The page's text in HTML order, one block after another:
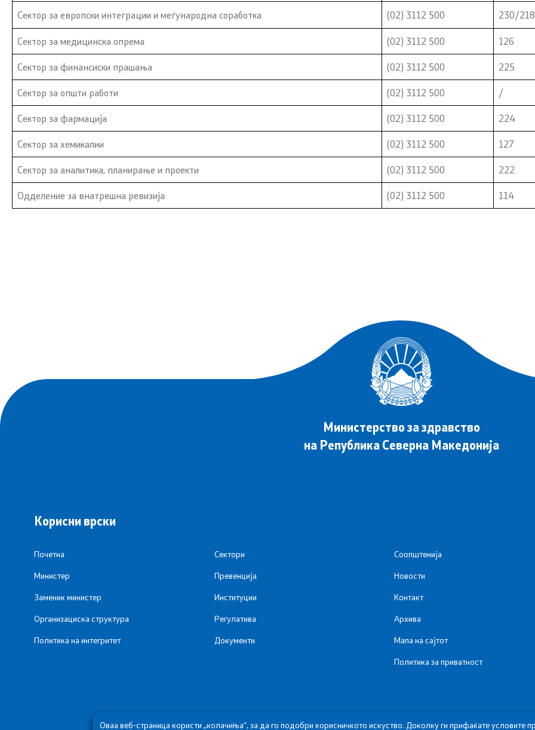
Прес-конференции
Слободен пристап до информации
од јавен карактер
Листа на информации од јавен
карактер
Анкети
Флаери
изразување интерес
Заштитено внатрешно пријавување
Сектор за европски интеграции и меѓународна соработка (02) 3112 500 230/
Сектор за медицинска опрема (02) 3112 500 126
Сектор за финансиски прашања (02) 3112 500 225
Сектор за општи работи (02) 3112 500 /
Сектор за фармација (02) 3112 500 224
Сектор за хемикалии (02) 3112 500 127
Сектор за аналитика, планирање и проекти (02) 3112 500 222
Одделение за внатрешна ревизија (02) 3112 500 114
Министерство за здравство
на Република Северна Македонија
Корисни врски
Почетна
Министер
Заменик министер
Организациска структура
Политика на интегритет
Сектори
Превенција
Институции
Регулатива
Документи
Соопштенија
Новости
Контакт
Архива
Мапа на сајтот
Политика за приватност
Оваа веб-страница користи „колачиња“, за да го подобри корисничкото искуство. Доколку ги прифаќате условите